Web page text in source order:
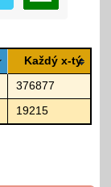
Každý x-tý
376877
19215